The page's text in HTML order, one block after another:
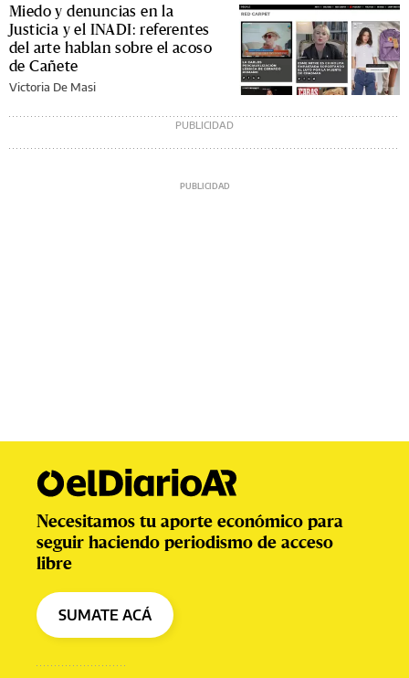
Miedo y denuncias en la
Justicia y el INADI: referentes
del arte hablan sobre el acoso
de Cañete
Victoria De Masi
Necesitamos tu aporte económico para
seguir haciendo periodismo de acceso
libre
SUMATE ACÁ